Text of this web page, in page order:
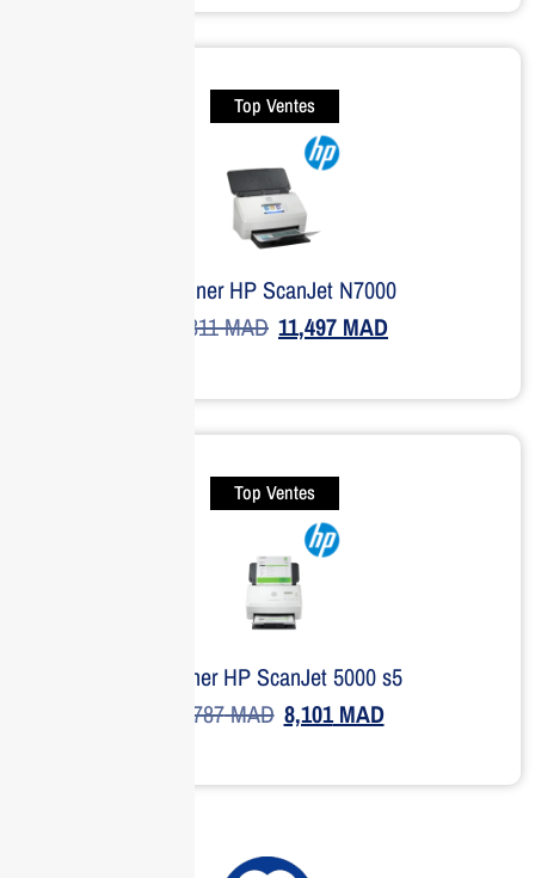
Top Ventes
Scanner HP ScanJet N7000
15,311MAD 11,497 MAD
Top Ventes
Scanner HP ScanJet 5000 s5
10,787MAD 8,101MAD